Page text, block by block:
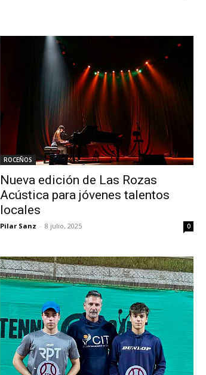
ROCEÑOS
Nueva edición de Las Rozas
Acústica para jóvenes talentos
locales
Pilar Sanz - 8 julio, 2025 0